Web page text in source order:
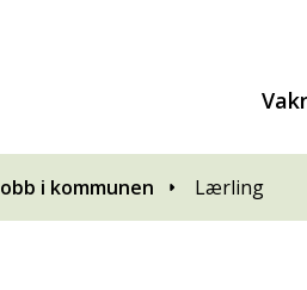
i kommunen Lærling